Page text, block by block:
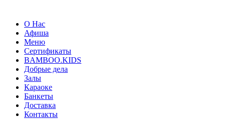
О Нас
Афиша
Меню
Сертификаты
BAMBOO.KIDS
Добрые дела
Залы
Караоке
Банкеты
Доставка
Контакты